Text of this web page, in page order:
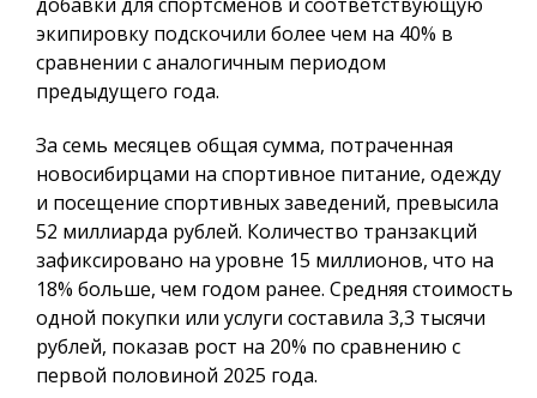
экипировку подскочили более чем на 40% в
сравнении с аналогичным периодом
предыдущего года.
За семь месяцев общая сумма, потраченная
новосибирцами на спортивное питание, одежду
и посещение спортивных заведений, превысила
52 миллиарда рублей. Количество транзакций
зафиксировано на уровне 15 миллионов, что на
18% больше, чем годом ранее. Средняя стоимость
одной покупки или услуги составила 3,3 тысячи
рублей, показав рост на 20% по сравнению с
первой половиной 2025 года.